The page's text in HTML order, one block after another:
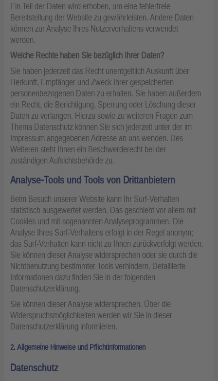
Ein Teil der Daten wird erhoben, um eine fehlerfreie
Bereitstellung der Website zu gewährleisten. Andere Daten
können zur Analyse Ihres Nutzerverhaltens verwendet
werden.
Welche Rechte haben Sie bezüglich Ihrer Daten?
Sie haben jederzeit das Recht unentgeltlich Auskunft über
Herkunft, Empfänger und Zweck Ihrer gespeicherten
personenbezogenen Daten zu erhalten. Sie haben außerdem
ein Recht, die Berichtigung, Sperrung oder Löschung dieser
Daten zu verlangen. Hierzu sowie zu weiteren Fragen zum
Thema Datenschutz können Sie sich jederzeit unter der im
Impressum angegebenen Adresse an uns wenden. Des
Weiteren steht Ihnen ein Beschwerderecht bei der
zuständigen Aufsichtsbehörde zu.
Analyse-Tools und Tools von Drittanbietern
Beim Besuch unserer Website kann Ihr Surf-Verhalten
statistisch ausgewertet werden. Das geschieht vor allem mit
Cookies und mit sogenannten Analyseprogrammen. Die
Analyse Ihres Surf-Verhaltens erfolgt in der Regel anonym;
das Surf-Verhalten kann nicht zu Ihnen zurückverfolgt werden.
Sie können dieser Analyse widersprechen oder sie durch die
Nichtbenutzung bestimmter Tools verhindern. Detaillierte
Informationen dazu finden Sie in der folgenden
Datenschutzerklärung.
Sie können dieser Analyse widersprechen. Über die
Widerspruchsmöglichkeiten werden wir Sie in dieser
Datenschutzerklärung informieren.
2. Allgemeine Hinweise und Pflichtinformationen
Datenschutz